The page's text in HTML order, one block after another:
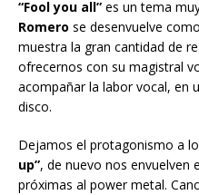
“Fool you all” es un tema
Romero se desenvuelve
muestra la gran cantidad de
ofrecernos con su magistral
acompañar la labor vocal, en
disco.
Dejamos el protagonismo a
up”, de nuevo nos envuelven
próximas al power metal.